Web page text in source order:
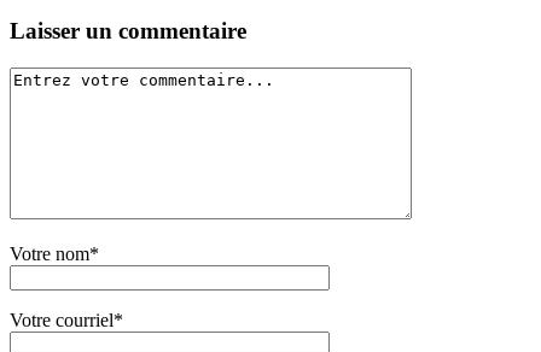
Laisser un commentaire
Votre nom*
Votre courriel*